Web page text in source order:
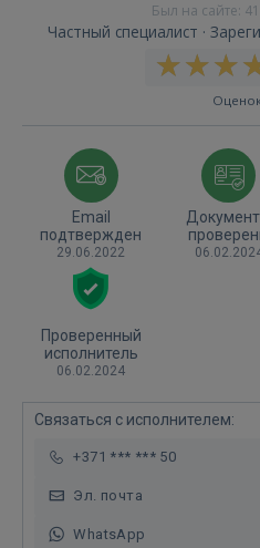
Был на сайте:
Частный специалист ·
Email
подтвержден
29.06.2022
Проверенный
исполнитель
06.02.2024
Связаться с исполнителем:
+371 *** *** 50
Эл. почта
WhatsApp